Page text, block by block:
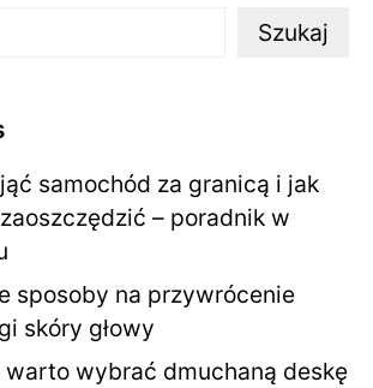
Szukaj
samochód za granicą i jak
– poradnik w
sposoby na przywrócenie
skóry głowy
warto wybrać dmuchaną deskę